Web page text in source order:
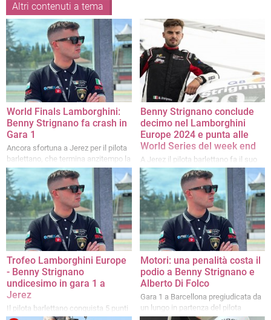
Altri contenuti a tema
World Finals Lamborghini:
Benny Strignano fa crash in
Gara 1
Ancora sfortuna a Jerez per il pilota
barlettano, che termina anzitempo la
prima delle due gare mondiali a
causa di un contatto con il francese
Levet
Benny Strignano conclude
decimo nel Lamborghini
Europe 2024 e punta alle
World Series del week end
A Jerez il pilota barlettano fa il suo
in Gara 2 rimontando dal 26esimo al
16esimo posto
Trofeo Lamborghini Europe
- Benny Strignano
undicesimo in gara 1 a
Jerez
Il pilota barlettano conquista 5 punti
Motori: una penalità costa il
podio a Benny Strignano e
Alberto Di Folco
Gara 1 a Barcellona pregiudicata da
un lungo in partenza del pilota